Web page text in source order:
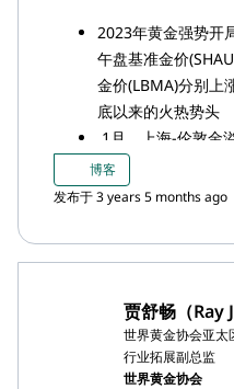
2023年黄金强势开
午盘基准金价
金价(LBMA)分别上
底以来的火热势头
1月，上海-伦敦金
10月以来的跌势，
求
吨，是自2018年以
1月底，中国黄金
2020 年 2 月以来
1月，中国人民银
是人行连续第三个
博客
发布于 3 years 5 months ago
贾舒畅（Ray
世界黄金协会亚太
行业拓展副总监
世界黄金协会